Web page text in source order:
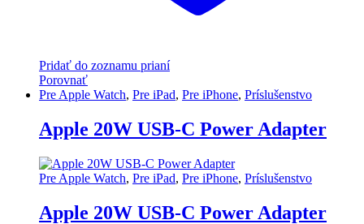
Pridať do zoznamu prianí
Porovnať
Pre Apple Watch, Pre iPad, Pre iPhone, Príslušenstvo
Apple 20W USB-C Power Adapter
Pre Apple Watch, Pre iPad, Pre iPhone, Príslušenstvo
Apple 20W USB-C Power Adapter